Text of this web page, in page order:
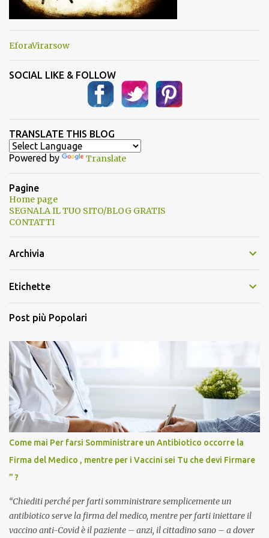
EforaVirarsow
SOCIAL LIKE & FOLLOW
TRANSLATE THIS BLOG
Powered by Translate
Pagine
Home page
SEGNALA IL TUO SITO/BLOG GRATIS
CONTATTI
Archivia
Etichette
Post più Popolari
Come mai Per farsi Somministrare un Antibiotico occorre la
Firma del Medico , mentre per i Vaccini sei Tu che devi Firmare
” ?
“Chiediti perché per farti somministrare semplicemente un
antibiotico serve la firma del medico, mentre per farti iniettare il
vaccino anti-Covid è il paziente – anzi, il cittadino sano – a dover